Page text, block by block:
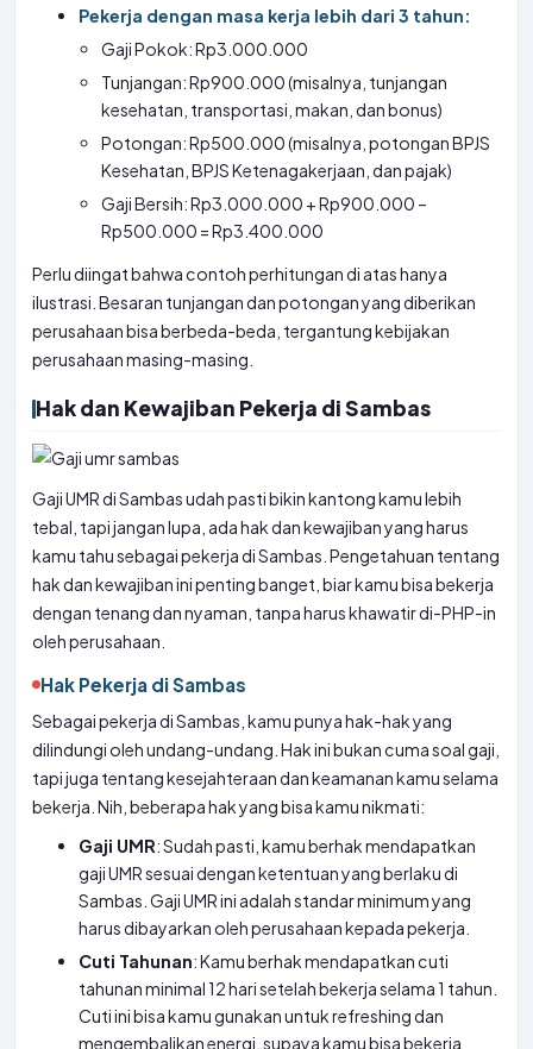
Pekerja dengan masa kerja lebih dari 3 tahun:
Gaji Pokok: Rp3.000.000
Tunjangan: Rp900.000 (misalnya, tunjangan
kesehatan, transportasi, makan, dan bonus)
Potongan: Rp500.000 (misalnya, potongan BPJS
Kesehatan, BPJS Ketenagakerjaan, dan pajak)
Gaji Bersih: Rp3.000.000 + Rp900.000 –
Rp500.000 = Rp3.400.000
Perlu diingat bahwa contoh perhitungan di atas hanya
ilustrasi. Besaran tunjangan dan potongan yang diberikan
perusahaan bisa berbeda-beda, tergantung kebijakan
perusahaan masing-masing.
Hak dan Kewajiban Pekerja di Sambas
Gaji UMR di Sambas udah pasti bikin kantong kamu lebih
tebal, tapi jangan lupa, ada hak dan kewajiban yang harus
kamu tahu sebagai pekerja di Sambas. Pengetahuan tentang
hak dan kewajiban ini penting banget, biar kamu bisa bekerja
dengan tenang dan nyaman, tanpa harus khawatir di-PHP-in
oleh perusahaan.
Hak Pekerja di Sambas
Sebagai pekerja di Sambas, kamu punya hak-hak yang
dilindungi oleh undang-undang. Hak ini bukan cuma soal gaji,
tapi juga tentang kesejahteraan dan keamanan kamu selama
bekerja. Nih, beberapa hak yang bisa kamu nikmati:
Gaji UMR: Sudah pasti, kamu berhak mendapatkan
gaji UMR sesuai dengan ketentuan yang berlaku di
Sambas. Gaji UMR ini adalah standar minimum yang
harus dibayarkan oleh perusahaan kepada pekerja.
Cuti Tahunan: Kamu berhak mendapatkan cuti
tahunan minimal 12 hari setelah bekerja selama 1 tahun.
Cuti ini bisa kamu gunakan untuk refreshing dan
mengembalikan energi, supaya kamu bisa bekerja